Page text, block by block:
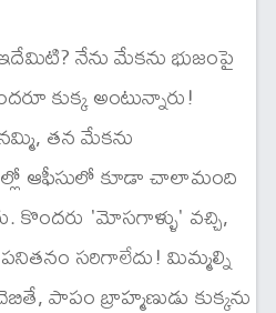
నేను మేకను భుజంపై
కుక్క అంటున్నారు!
తన మేకను
ఆఫీసులో కూడా చాలామంది
కొందరు 'మోసగాళ్ళు' వచ్చి,
సరిగాలేదు! మిమ్మల్ని
పాపం బ్రాహ్మణుడు కుక్కను